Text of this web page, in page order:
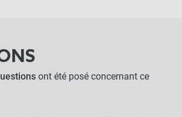
ont été posé concernant ce